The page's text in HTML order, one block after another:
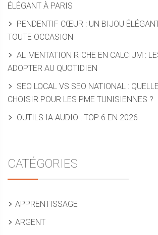
ÉLÉGANT À PARIS
PENDENTIF CŒUR : UN BIJOU
TOUTE OCCASION
ALIMENTATION RICHE EN CALCIUM :
ADOPTER AU QUOTIDIEN
SEO LOCAL VS SEO NATIONAL :
CHOISIR POUR LES PME TUNISIENNES ?
OUTILS IA AUDIO : TOP 6 EN 2026
CATÉGORIES
APPRENTISSAGE
ARGENT